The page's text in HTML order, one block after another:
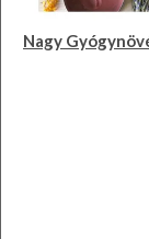
Nagy